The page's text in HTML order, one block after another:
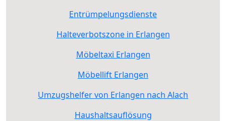
Entrümpelungsdienste
Halteverbotszone in Erlangen
Möbeltaxi Erlangen
Möbellift Erlangen
Umzugshelfer von Erlangen nach Alach
Haushaltsauflösung